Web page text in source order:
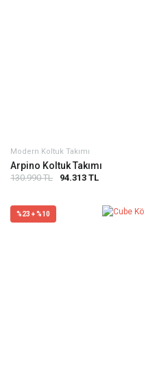
Modern Koltuk Takımı
Arpino Koltuk Takımı
130.990 TL 94.313 TL
%23 + %10